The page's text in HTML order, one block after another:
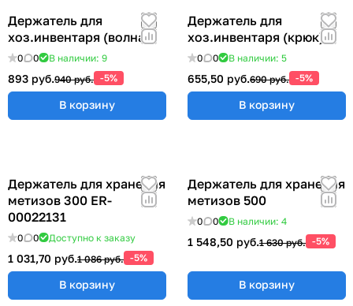
Держатель для
хоз.инвентаря (волна)
0 0 В наличии: 9
893 руб.940 руб. -5%
В корзину
Держатель для
хоз.инвентаря (крюк)
0 0 В наличии: 5
655,50 руб.690 руб. -5%
В корзину
Держатель для хранения
метизов 300 ER-
00022131
0 0 Доступно к заказу
1 031,70 руб.1 086 руб. -5%
В корзину
Держатель для хранения
метизов 500
0 0 В наличии: 4
1 548,50 руб.1 630 руб. -5%
В корзину